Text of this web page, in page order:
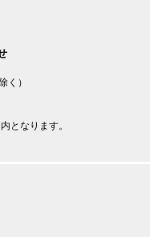
く）
となります。